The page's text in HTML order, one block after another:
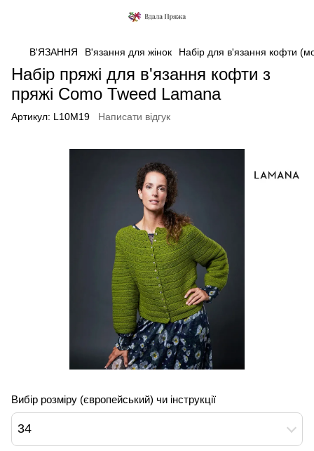
В'ЯЗАННЯ В'язання для жінок Набір для в'язання кофти
Набір пряжі для в'язання кофти з
пряжі Como Tweed Lamana
Артикул: L10M19 Написати відгук
Вибір розміру (європейський) чи інструкції
34